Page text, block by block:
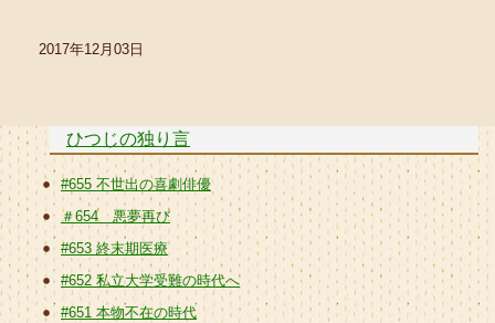
2017年12月03日
ひつじの独り言
#655 不世出の喜劇俳優
＃654 悪夢再び
#653 終末期医療
#652 私立大学受難の時代へ
#651 本物不在の時代